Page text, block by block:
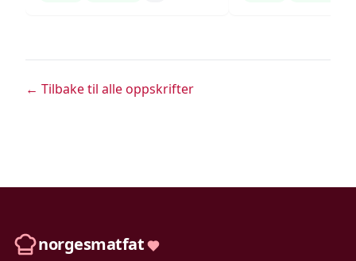
← Tilbake til alle oppskrifter
norgesmatfat